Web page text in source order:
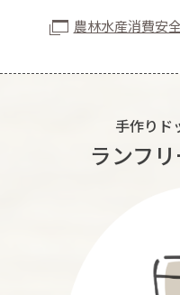
農林水産消費安
手作りド
ランフ